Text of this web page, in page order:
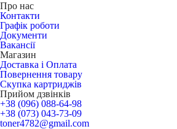
Про нас
Контакти
Графік роботи
Документи
Вакансії
Магазин
Доставка і Оплата
Повернення товару
Скупка картриджів
Прийом дзвінків
+38 (096) 088-64-98
+38 (073) 043-73-09
toner4782@gmail.com